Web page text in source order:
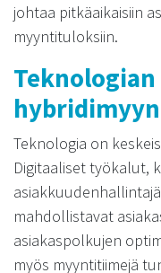
johtaa pitkäaikaisiin
myyntituloksiin.
Teknologia on
Digitaaliset työkalut,
mahdollistavat
asiakaspolkujen
myös myyntitiimejä